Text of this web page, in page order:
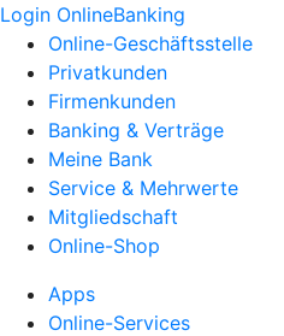
Login OnlineBanking
Online-Geschäftsstelle
Privatkunden
Firmenkunden
Banking & Verträge
Meine Bank
Service & Mehrwerte
Mitgliedschaft
Online-Shop
Apps
Online-Services